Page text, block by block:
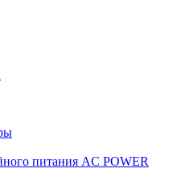
питания AC POWER